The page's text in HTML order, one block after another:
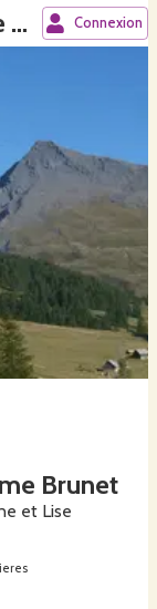
Gaec du Lasseron - La Ferme Brunet Connexion
Brunet
et Lise